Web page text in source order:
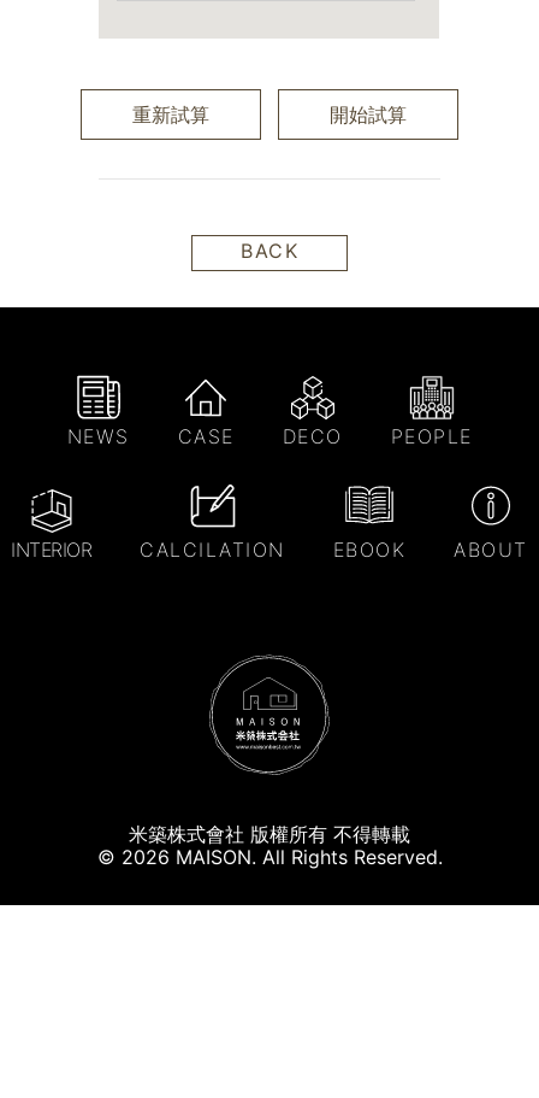
重新試算 開始試算
BACK
NEWS CASE DECO PEOPLE
INTERIOR CALCILATION EBOOK ABOUT
米築株式會社 版權所有 不得轉載
© 2026 MAISON. All Rights Reserved.